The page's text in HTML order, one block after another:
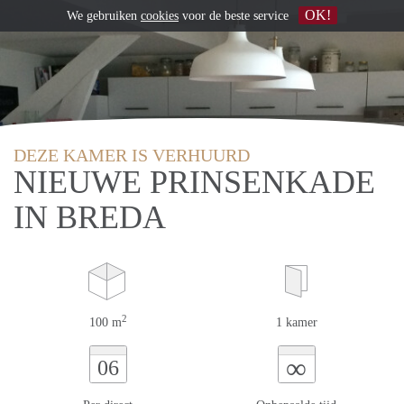
DEZE KAMER IS VERHUURD
NIEUWE PRINSENKADE
IN BREDA
100 m2 1 kamer
06 ∞
We gebruiken cookies voor de beste service OK!